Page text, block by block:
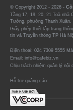
© Copyright 2012 - 2026 -
Tầng 17, 19, 20, 21 Toà nhà
Tưởng, phường Thanh Xuân,
Giấy phép thiết lập trang
tin và Truyền thông TP Hà
Điện thoại: 024 7309 5555
Email: info@cafebiz.vn
Chịu trách nhiệm quản lý nội
Hỗ trợ quảng cáo: